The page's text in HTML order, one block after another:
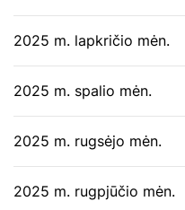
2025 m. lapkričio mėn.
2025 m. spalio mėn.
2025 m. rugsėjo mėn.
2025 m. rugpjūčio mėn.